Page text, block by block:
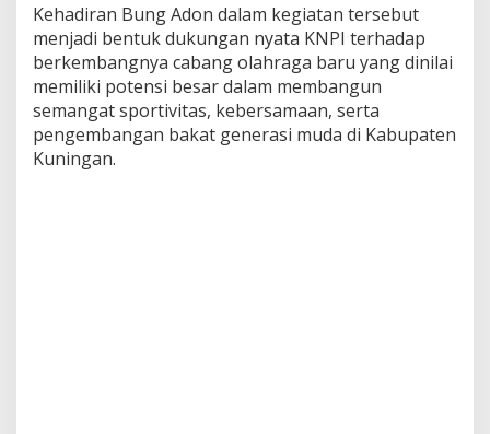
Kehadiran Bung Adon dalam kegiatan tersebut
menjadi bentuk dukungan nyata KNPI terhadap
berkembangnya cabang olahraga baru yang dinilai
memiliki potensi besar dalam membangun
semangat sportivitas, kebersamaan, serta
pengembangan bakat generasi muda di Kabupaten
Kuningan.